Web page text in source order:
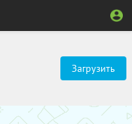
Загрузить